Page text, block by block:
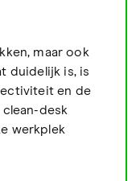
maar ook
duidelijk is, is
en de
desk
werkplek